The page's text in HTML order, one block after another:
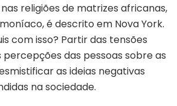
religiões de matrizes africanas,
é descrito em Nova York.
com isso? Partir das tensões
das pessoas sobre as
as ideias negativas
na sociedade.